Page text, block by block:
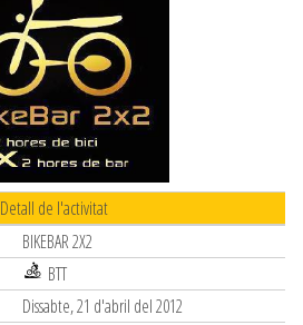
Detall de l'activitat
BIKEBAR 2X2
BTT
Dissabte, 21 d'abril del 2012